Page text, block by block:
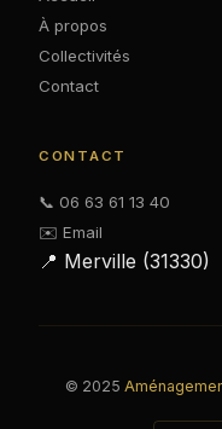
À propos
Collectivités
Contact
CONTACT
📞 06 63 61 13 40
✉️ Email
📍 Merville (31330)
© 2025